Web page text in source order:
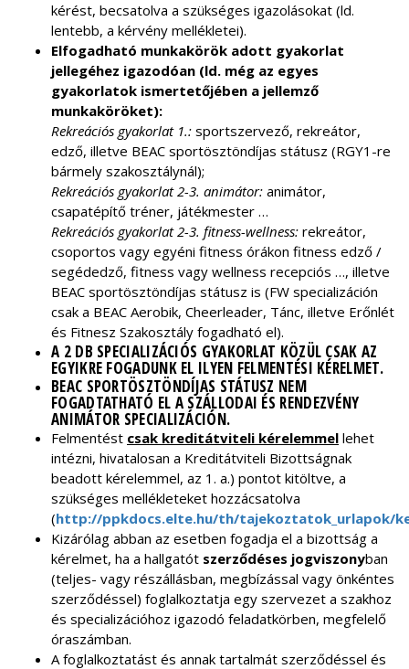
kérést, becsatolva a szükséges igazolásokat (ld.
lentebb, a kérvény mellékletei).
Elfogadható munkakörök adott gyakorlat
jellegéhez igazodóan (ld. még az egyes
gyakorlatok ismertetőjében a jellemző
munkaköröket):
Rekreációs gyakorlat 1.: sportszervező, rekreátor,
edző, illetve BEAC sportösztöndíjas státusz (RGY1-re
bármely szakosztálynál);
Rekreációs gyakorlat 2-3. animátor: animátor,
csapatépítő tréner, játékmester …
Rekreációs gyakorlat 2-3. fitness-wellness: rekreátor,
csoportos vagy egyéni fitness órákon fitness edző /
segédedző, fitness vagy wellness recepciós …, illetve
BEAC sportösztöndíjas státusz is (FW specializáción
csak a BEAC Aerobik, Cheerleader, Tánc, illetve Erőnlét
és Fitnesz Szakosztály fogadható el).
A 2 DB SPECIALIZÁCIÓS GYAKORLAT KÖZÜL CSAK AZ
EGYIKRE FOGADUNK EL ILYEN FELMENTÉSI KÉRELMET.
BEAC SPORTÖSZTÖNDÍJAS STÁTUSZ NEM
FOGADTATHATÓ EL A SZÁLLODAI ÉS RENDEZVÉNY
ANIMÁTOR SPECIALIZÁCIÓN.
Felmentést csak kreditátviteli kérelemmel lehet
intézni, hivatalosan a Kreditátviteli Bizottságnak
beadott kérelemmel, az 1. a.) pontot kitöltve, a
szükséges mellékleteket hozzácsatolva
(http://ppkdocs.elte.hu/th/tajekoztatok_urlapok/
Kizárólag abban az esetben fogadja el a bizottság a
kérelmet, ha a hallgatót szerződéses jogviszonyban
(teljes- vagy részállásban, megbízással vagy önkéntes
szerződéssel) foglalkoztatja egy szervezet a szakhoz
és specializációhoz igazodó feladatkörben, megfelelő
óraszámban.
A foglalkoztatást és annak tartalmát szerződéssel és